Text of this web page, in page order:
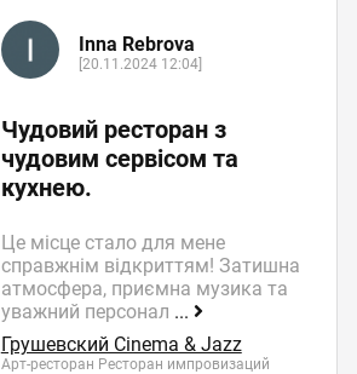
Inna Rebrova
[20.11.2024 12:04]
Чудовий ресторан з
чудовим сервісом та
кухнею.
Це місце стало для мене
справжнім відкриттям! Затишна
атмосфера, приємна музика та
уважний персонал ...
Грушевский Cinema & Jazz
Арт-ресторан Ресторан импровизаций